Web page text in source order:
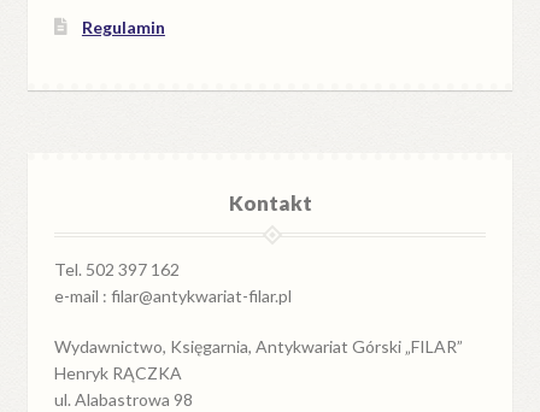
Regulamin
Kontakt
Tel. 502 397 162
e-mail : filar@antykwariat-filar.pl
Wydawnictwo, Księgarnia, Antykwariat Górski „FILAR”
Henryk RĄCZKA
ul. Alabastrowa 98